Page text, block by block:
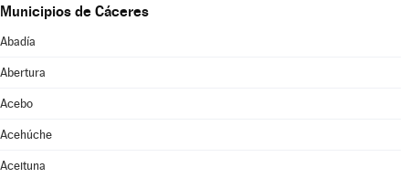
Municipios de Cáceres
Abadía
Abertura
Acebo
Acehúche
Aceituna